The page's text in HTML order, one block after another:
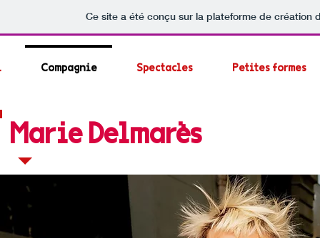
Ce site a été conçu sur la plateforme de création
Compagnie Spectacles Petites formes
Marie Delmarès